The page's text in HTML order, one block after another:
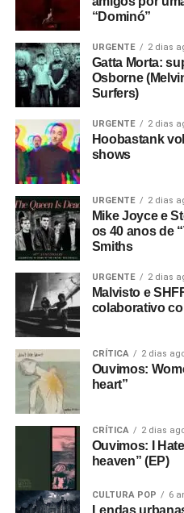
“Dominó”
URGENTE 2 dias
Gatta Morta:
Osborne
Surfers)
URGENTE 2 dias
Hoobastank
shows
URGENTE 2 dias
Mike Joyce e
os 40 anos de
Smiths
URGENTE 2 dias
Malvisto e
colaborativo
CRÍTICA 2 dias
Ouvimos:
heart”
CRÍTICA 2 dias
Ouvimos: I
heaven” (EP)
CULTURA POP 6